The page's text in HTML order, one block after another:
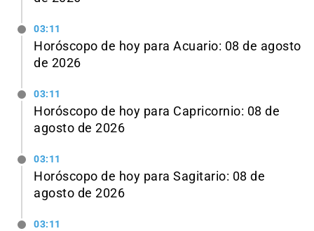
03:11
Horóscopo de hoy para Acuario: 08 de agosto
de 2026
03:11
Horóscopo de hoy para Capricornio: 08 de
agosto de 2026
03:11
Horóscopo de hoy para Sagitario: 08 de
agosto de 2026
03:11